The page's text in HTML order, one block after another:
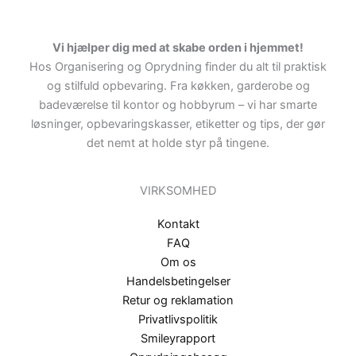
Vi hjælper dig med at skabe orden i hjemmet!
Hos Organisering og Oprydning finder du alt til praktisk
og stilfuld opbevaring. Fra køkken, garderobe og
badeværelse til kontor og hobbyrum – vi har smarte
løsninger, opbevaringskasser, etiketter og tips, der gør
det nemt at holde styr på tingene.
VIRKSOMHED
Kontakt
FAQ
Om os
Handelsbetingelser
Retur og reklamation
Privatlivspolitik
Smileyrapport